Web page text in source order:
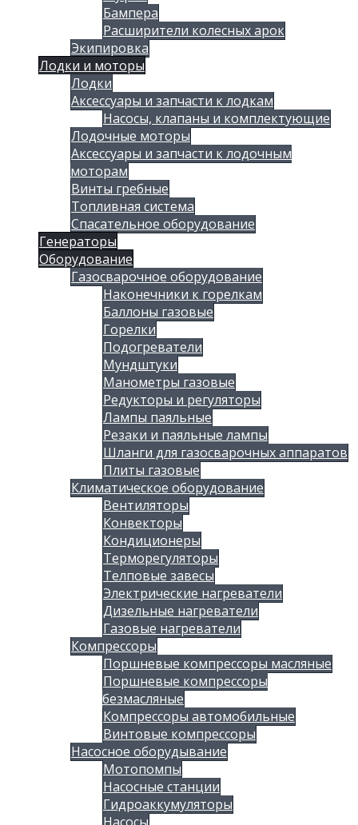
Бампера
Расширители колесных арок
Экипировка
Лодки и моторы
Лодки
Аксессуары и запчасти к лодкам
Насосы, клапаны и комплектующие
Лодочные моторы
Аксессуары и запчасти к лодочным
моторам
Винты гребные
Топливная система
Спасательное оборудование
Генераторы
Оборудование
Газосварочное оборудование
Наконечники к горелкам
Баллоны газовые
Горелки
Подогреватели
Мундштуки
Манометры газовые
Редукторы и регуляторы
Лампы паяльные
Резаки и паяльные лампы
Шланги для газосварочных аппаратов
Плиты газовые
Климатическое оборудование
Вентиляторы
Конвекторы
Кондиционеры
Терморегуляторы
Телповые завесы
Электрические нагреватели
Дизельные нагреватели
Газовые нагреватели
Компрессоры
Поршневые компрессоры масляные
Поршневые компрессоры
безмасляные
Компрессоры автомобильные
Винтовые компрессоры
Насосное оборудывание
Мотопомпы
Насосные станции
Гидроаккумуляторы